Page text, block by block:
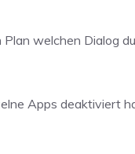
welchen Dialog
Apps deaktiviert